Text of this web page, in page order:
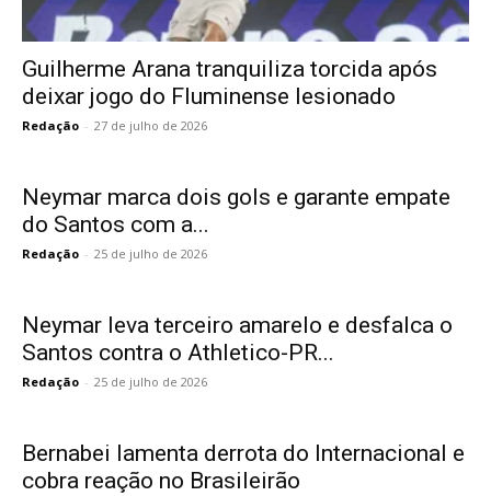
Guilherme Arana tranquiliza torcida após
deixar jogo do Fluminense lesionado
Redação - 27 de julho de 2026
Neymar marca dois gols e garante empate
do Santos com a...
Redação - 25 de julho de 2026
Neymar leva terceiro amarelo e desfalca o
Santos contra o Athletico-PR...
Redação - 25 de julho de 2026
Bernabei lamenta derrota do Internacional e
cobra reação no Brasileirão